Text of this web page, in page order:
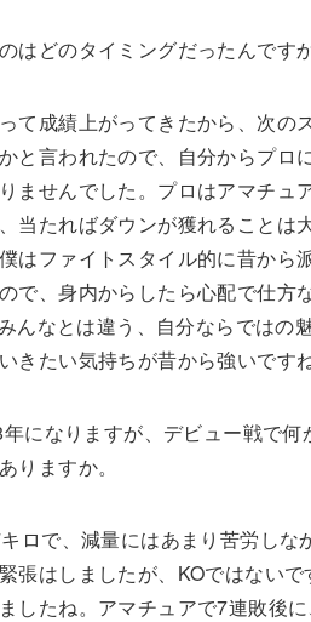
はどのタイミングだったんです
て成績上がってきたから、次の
と言われたので、自分からプロ
ませんでした。プロはアマチュ
当たればダウンが獲れることは
はファイトスタイル的に昔から
で、身内からしたら心配で仕方
んなとは違う、自分ならではの
きたい気持ちが昔から強いです
になりますが、デビュー戦で何
りますか。
ロで、減量にはあまり苦労しな
張はしましたが、KOではないで
したね。アマチュアで7連敗後